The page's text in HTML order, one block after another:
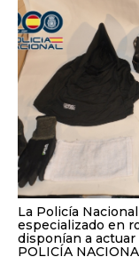
La Policía
especializado en
disponían a actuar
POLICÍA